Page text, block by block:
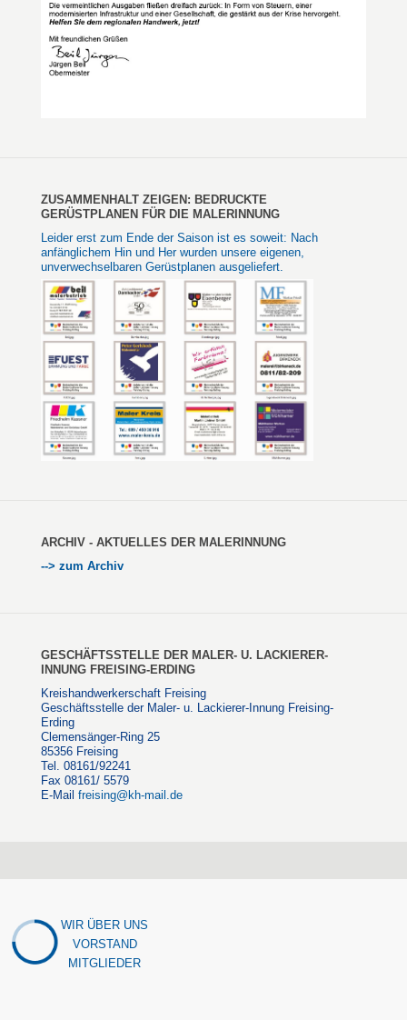
ZUSAMMENHALT ZEIGEN: BEDRUCKTE
GERÜSTPLANEN FÜR DIE MALERINNUNG
Leider erst zum Ende der Saison ist es soweit: Nach
anfänglichem Hin und Her wurden unsere eigenen,
unverwechselbaren Gerüstplanen ausgeliefert.
ARCHIV - AKTUELLES DER MALERINNUNG
--> zum Archiv
GESCHÄFTSSTELLE DER MALER- U. LACKIERER-
INNUNG FREISING-ERDING
Kreishandwerkerschaft Freising
Geschäftsstelle der Maler- u. Lackierer-Innung Freising-
Erding
Clemensänger-Ring 25
85356 Freising
Tel. 08161/92241
Fax 08161/ 5579
E-Mail freising@kh-mail.de
WIR ÜBER UNS
VORSTAND
MITGLIEDER